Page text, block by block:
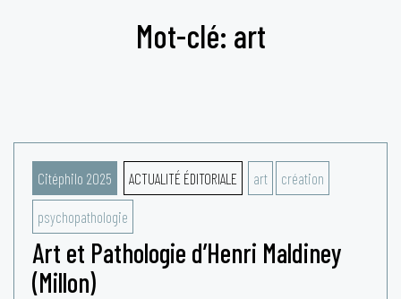
Mot-clé: art
Citéphilo 2025 ACTUALITÉ ÉDITORIALE art création
psychopathologie
Art et Pathologie d’Henri Maldiney
(Millon)